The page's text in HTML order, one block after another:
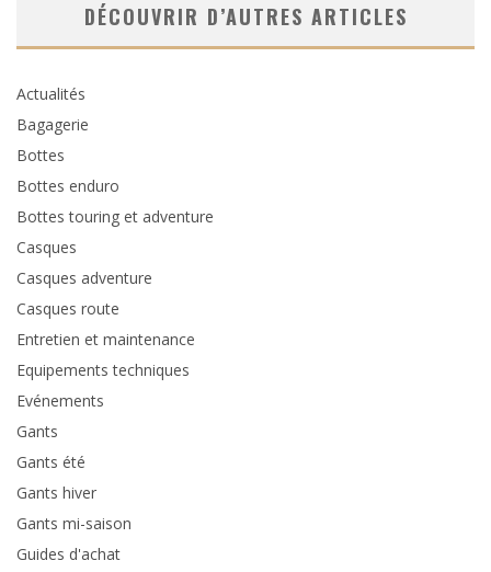
DÉCOUVRIR D’AUTRES ARTICLES
Actualités
Bagagerie
Bottes
Bottes enduro
Bottes touring et adventure
Casques
Casques adventure
Casques route
Entretien et maintenance
Equipements techniques
Evénements
Gants
Gants été
Gants hiver
Gants mi-saison
Guides d'achat